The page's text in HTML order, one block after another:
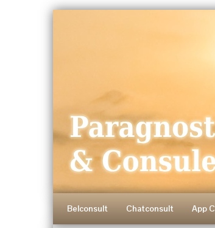
Belconsult Chatconsult App